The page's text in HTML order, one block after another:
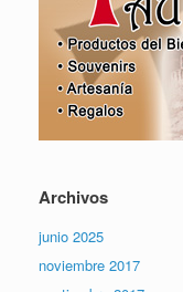
Archivos
junio 2025
noviembre 2017